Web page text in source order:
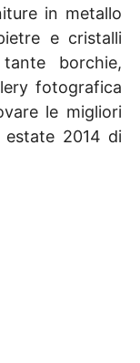
in metallo
e cristalli
borchie,
fotografica
le migliori
estate 2014 di